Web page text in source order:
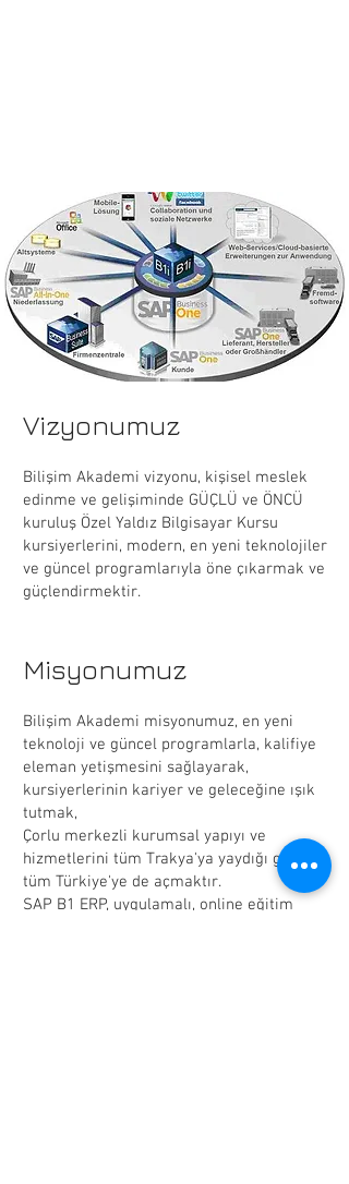
​Vizyonumuz
Bilişim Akademi vizyonu, kişisel meslek
edinme ve gelişiminde GÜÇLÜ ve ÖNCÜ
kuruluş Özel Yaldız Bilgisayar Kursu
kursiyerlerini, modern, en yeni teknolojiler
ve güncel programlarıyla öne çıkarmak ve
güçlendirmektir.
Misyonumuz
Bilişim Akademi misyonumuz, en yeni
teknoloji ve güncel programlarla, kalifiye
eleman yetişmesini sağlayarak,
kursiyerlerinin kariyer ve geleceğine ışık
tutmak,
Çorlu merkezli kurumsal yapıyı ve
hizmetlerini tüm Trakya'ya yaydığı gibi,
tüm Türkiye'ye de açmaktır.
SAP B1 ERP, uygulamalı, online eğitim